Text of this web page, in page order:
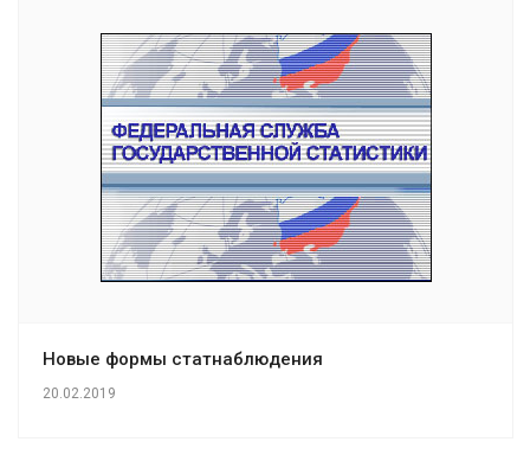
Новые формы статнаблюдения
20.02.2019